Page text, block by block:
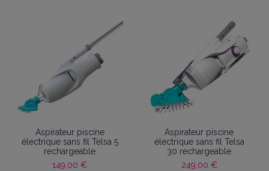
Aspirateur piscine
électrique sans fil Telsa 5
rechargeable
149,00 €
Aspirateur piscine
électrique sans fil Telsa
30 rechargeable
249,00 €